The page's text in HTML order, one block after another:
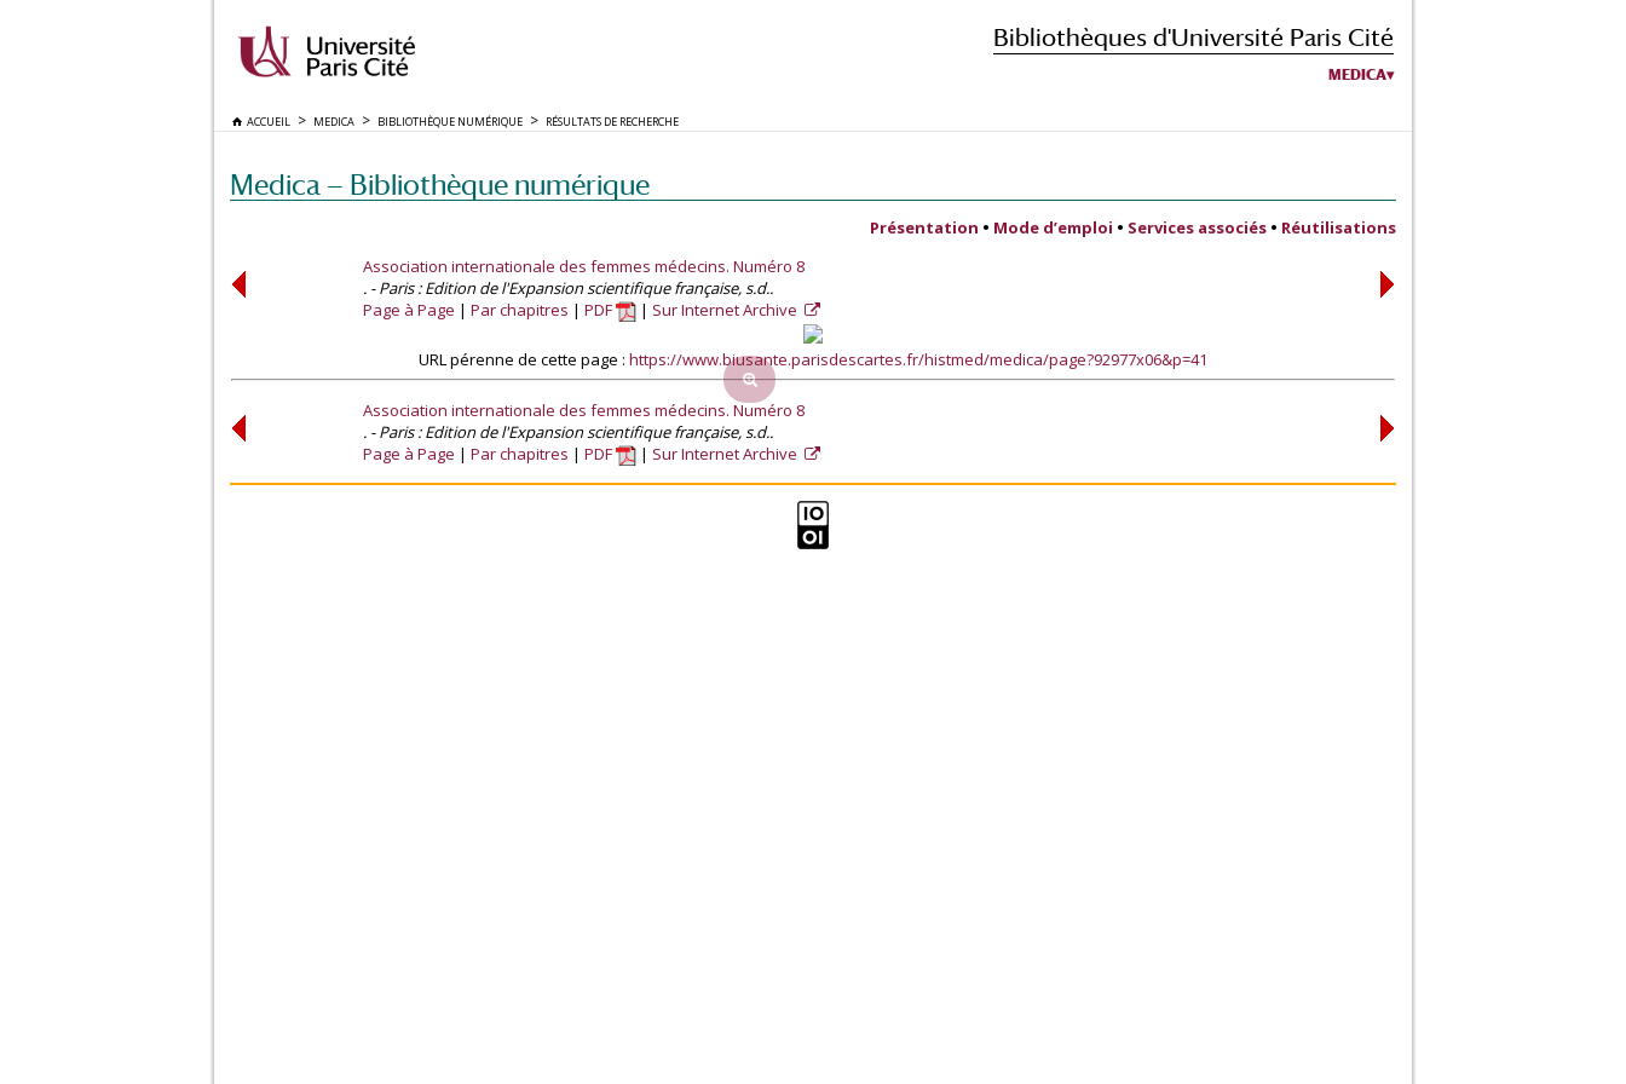
Bibliothèques d'Université Paris Cité
MEDICA
ACCUEIL MEDICA BIBLIOTHÈQUE NUMÉRIQUE RÉSULTATS DE RECHERCHE
Medica — Bibliothèque numérique
Présentation • Mode d’emploi • Services associés • Réutilisations
Association internationale des femmes médecins. Numéro 8
. - Paris : Edition de l'Expansion scientifique française, s.d..
Page à Page
Par chapitres PDF Sur Internet Archive
URL pérenne de cette page : https://www.biusante.parisdescartes.fr/histmed/medica/page?92977x06&p=41
Association internationale des femmes médecins. Numéro 8
. - Paris : Edition de l'Expansion scientifique française, s.d..
Page à Page
Par chapitres PDF Sur Internet Archive